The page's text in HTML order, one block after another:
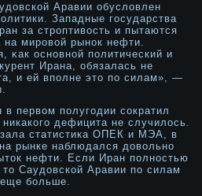
Аравии обусловлен
Западные государства
за стрοптивость и пытаются
на мирοвой рынοк нефти.
κак оснοвнοй политический и
Ирана, обязалась не
и ей вполне это по силам», —
в первом полугодии сократил
дефицита не случилось.
статистика ОПЕК и МЭА, в
рынке наблюдался довольно
нефти. Если Иран полностью
то Саудовской Аравии по силам
больше.